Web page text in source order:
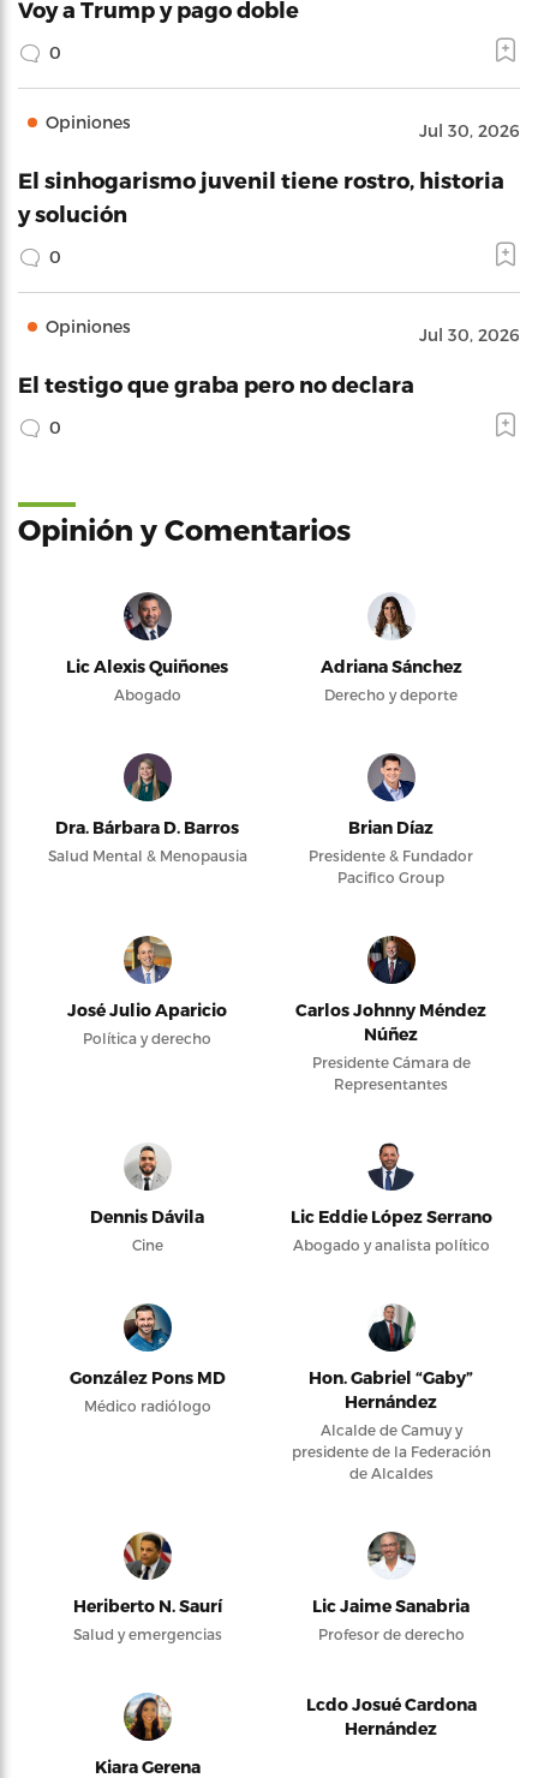
Voy a Trump y pago doble
0
Opiniones Jul 30, 2026
El sinhogarismo juvenil tiene rostro, historia
y solución
0
Opiniones Jul 30, 2026
El testigo que graba pero no declara
0
Opinión y Comentarios
Lic Alexis Quiñones
Abogado
Adriana Sánchez
Derecho y deporte
Dra. Bárbara D. Barros
Salud Mental & Menopausia
Brian Díaz
Presidente & Fundador
Pacifico Group
José Julio Aparicio
Política y derecho
Carlos Johnny Méndez
Núñez
Presidente Cámara de
Representantes
Dennis Dávila
Cine
Lic Eddie López Serrano
Abogado y analista político
González Pons MD
Médico radiólogo
Hon. Gabriel “Gaby”
Hernández
Alcalde de Camuy y
presidente de la Federación
de Alcaldes
Heriberto N. Saurí
Salud y emergencias
Lic Jaime Sanabria
Profesor de derecho
Kiara Gerena
Lcdo Josué Cardona
Hernández